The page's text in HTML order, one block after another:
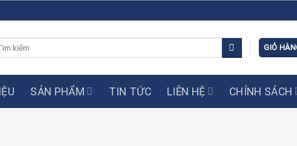
GIỎ
SẢN PHẨM TIN TỨC LIÊN HỆ CHÍNH SÁCH